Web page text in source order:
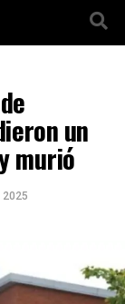
un
murió
2025